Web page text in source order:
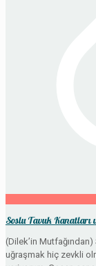
Soslu Tavuk Kanatları
(Dilek’in
uğraşmak hiç zevkli